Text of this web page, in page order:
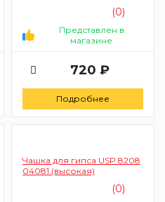
(0)
Представлен в
магазине
720 ₽
Подробнее
Чашка для гипса USP 8208
04081 (высокая)
(0)